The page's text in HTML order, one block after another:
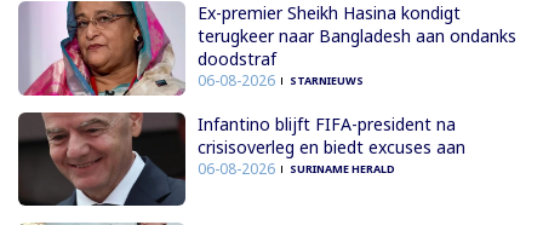
Ex-premier Sheikh Hasina kondigt
terugkeer naar Bangladesh aan ondanks
doodstraf
06-08-2026 STARNIEUWS
Infantino blijft FIFA-president na
crisisoverleg en biedt excuses aan
06-08-2026 SURINAME HERALD